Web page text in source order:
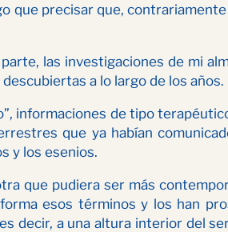
que precisar que,
las investigaciones de mi
a lo largo de los años.
informaciones de tipo
que ya habían
y los esenios.
que pudiera ser más
esos términos y los han
decir, a una altura interior del